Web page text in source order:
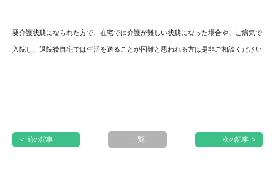
要介護状態になられた方で、在宅では介護が難しい状態になった場合や、ご病気で
入院し、退院後自宅では生活を送ることが困難と思われる方は是非ご相談ください
< 前の記事 一覧 次の記事 >